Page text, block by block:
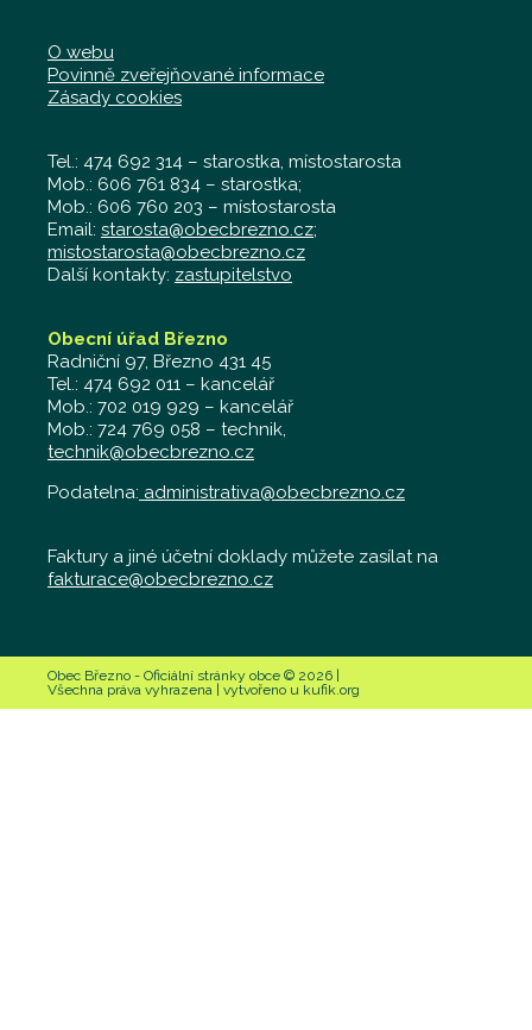
O webu
Povinně zveřejňované informace
Zásady cookies
Tel.: 474 692 314 – starostka, místostarosta
Mob.: 606 761 834 – starostka;
Mob.: 606 760 203 – místostarosta
Email: starosta@obecbrezno.cz;
mistostarosta@obecbrezno.cz
Další kontakty: zastupitelstvo
Obecní úřad Březno
Radniční 97, Březno 431 45
Tel.: 474 692 011 – kancelář
Mob.: 702 019 929 – kancelář
Mob.: 724 769 058 – technik,
technik@obecbrezno.cz
Podatelna: administrativa@obecbrezno.cz
Faktury a jiné účetní doklady můžete zasílat na
fakturace@obecbrezno.cz
Obec Březno - Oficiální stránky obce © 2026 |
Všechna práva vyhrazena | vytvořeno u kufik.org